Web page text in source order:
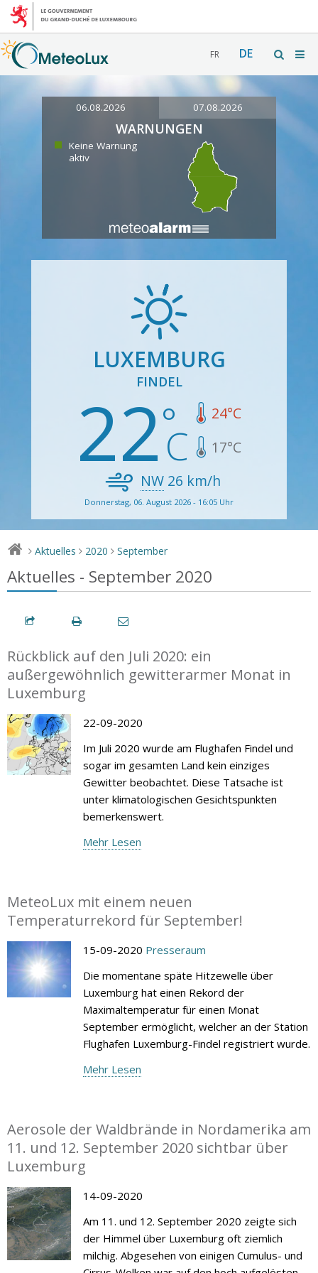
FR DE
06.08.2026 07.08.2026
WARNUNGEN
Keine Warnung
aktiv
LUXEMBURG
FINDEL
22 24°C
17°C
NW26 km/h
Donnerstag, 06. August 2026 - 16:05 Uhr
> Aktuelles > 2020 > September
Aktuelles - September 2020
Rückblick auf den Juli 2020: ein
außergewöhnlich gewitterarmer Monat in
Luxemburg
22-09-2020
Im Juli 2020 wurde am Flughafen Findel und
sogar im gesamten Land kein einziges
Gewitter beobachtet. Diese Tatsache ist
unter klimatologischen Gesichtspunkten
bemerkenswert.
Mehr Lesen
MeteoLux mit einem neuen
Temperaturrekord für September!
15-09-2020 Presseraum
Die momentane späte Hitzewelle über
Luxemburg hat einen Rekord der
Maximaltemperatur für einen Monat
September ermöglicht, welcher an der Station
Flughafen Luxemburg-Findel registriert wurde.
Mehr Lesen
Aerosole der Waldbrände in Nordamerika am
11. und 12. September 2020 sichtbar über
Luxemburg
14-09-2020
Am 11. und 12. September 2020 zeigte sich
der Himmel über Luxemburg oft ziemlich
milchig. Abgesehen von einigen Cumulus- und